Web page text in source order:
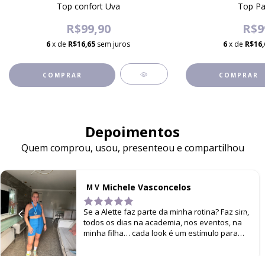
Top confort Uva
R$99,90
6x de R$16,65 sem juros
COMPRAR
Top
6x de
COMPRAR
Depoimentos
Quem comprou, usou, presenteou e compartilhou
M V Michele Vasconcelos
Se a Alette faz parte da minha rotina? Faz sim,
todos os dias na academia, nos eventos, na
minha filha… cada look é um estímulo para